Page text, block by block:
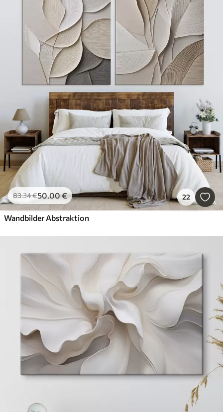
Bildformat
Wandbilder Minimalismus
Am beliebtesten
Alle Filter löschen
83.34€50.00€ 22
Wandbilder Abstraktion